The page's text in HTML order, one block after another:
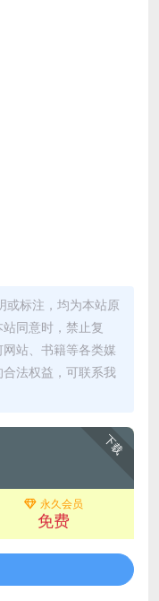
或标注，均为本站原
同意时，禁止复
站、书籍等各类媒
法权益，可联系我
下载
永久会员
免费